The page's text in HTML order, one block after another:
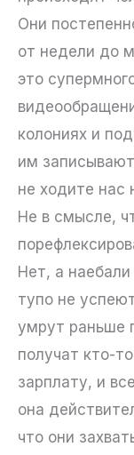
Они
от недели до
это
колониях и
им
не ходите нас
Не в смысле,
Нет, а
тупо не
умрут раньше
получат кто-
зарплату, и
она
что они